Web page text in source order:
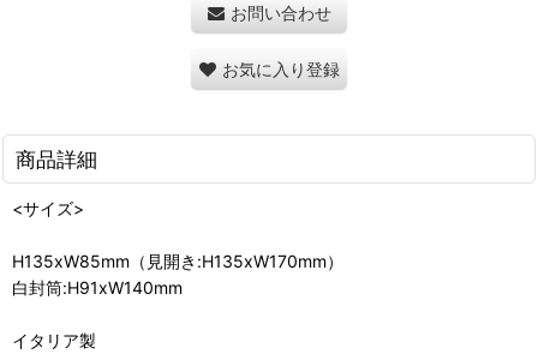
お問い合わせ
お気に入り登録
商品詳細
<サイズ>
H135xW85mm（見開き:H135xW170mm）
白封筒:H91xW140mm
イタリア製